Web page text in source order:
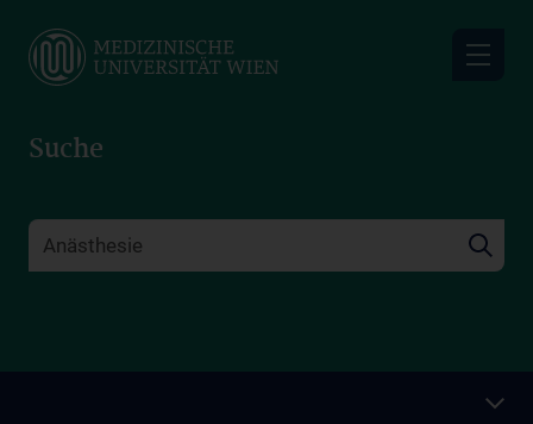
main
Suche